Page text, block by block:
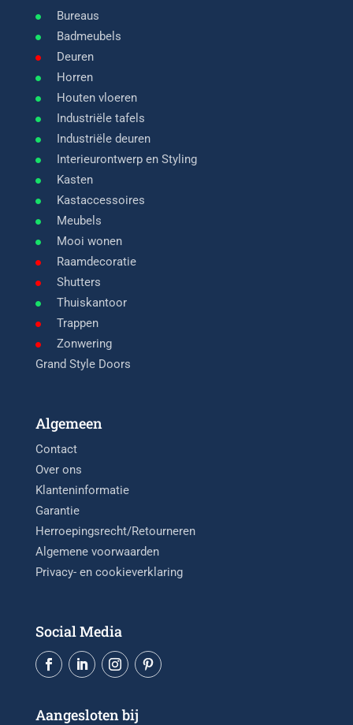
Bureaus
Badmeubels
Deuren
Horren
Houten vloeren
Industriële tafels
Industriële deuren
Interieurontwerp en Styling
Kasten
Kastaccessoires
Meubels
Mooi wonen
Raamdecoratie
Shutters
Thuiskantoor
Trappen
Zonwering
Grand Style Doors
Algemeen
Contact
Over ons
Klanteninformatie
Garantie
Herroepingsrecht/Retourneren
Algemene voorwaarden
Privacy- en cookieverklaring
Social Media
Aangesloten bij